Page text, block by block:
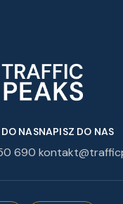
NAS
690
NAPISZ DO NAS